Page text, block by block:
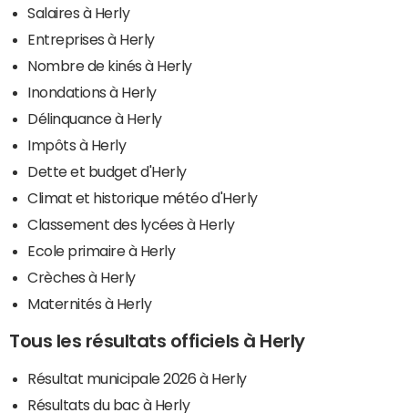
Salaires à Herly
Entreprises à Herly
Nombre de kinés à Herly
Inondations à Herly
Délinquance à Herly
Impôts à Herly
Dette et budget d'Herly
Climat et historique météo d'Herly
Classement des lycées à Herly
Ecole primaire à Herly
Crèches à Herly
Maternités à Herly
Tous les résultats officiels à Herly
Résultat municipale 2026 à Herly
Résultats du bac à Herly